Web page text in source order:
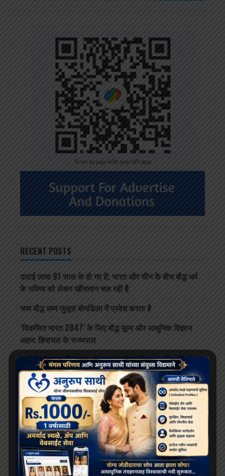
RECENT POSTS
दलाई लामा 91 साल के हो गए हैं; भारत और चीन के बीच बौद्ध धर्म
के भविष्य को लेकर खींचतान चल रही है
भव्य बौद्ध धम्म जुलूस बोमडिला में प्रवेश करता है
‘विकसित भारत 2047’ के लिए बौद्ध मूल्य और आधुनिक विज्ञान
अहम: हिमाचल के राज्यपाल
थाईलैंड के महामहिम राजा ने सड़क दुर्घटना में घायल भिक्षुओं की
देखभाल की जिम्मेदारी ली, शाही संरक्षण में होगा उपचार
दलाई लामा लद्दाख लौटे, भारत के हिमालयी बौद्ध संबंधों को और
मज़बूत किया
ARCHIVES
July 2026